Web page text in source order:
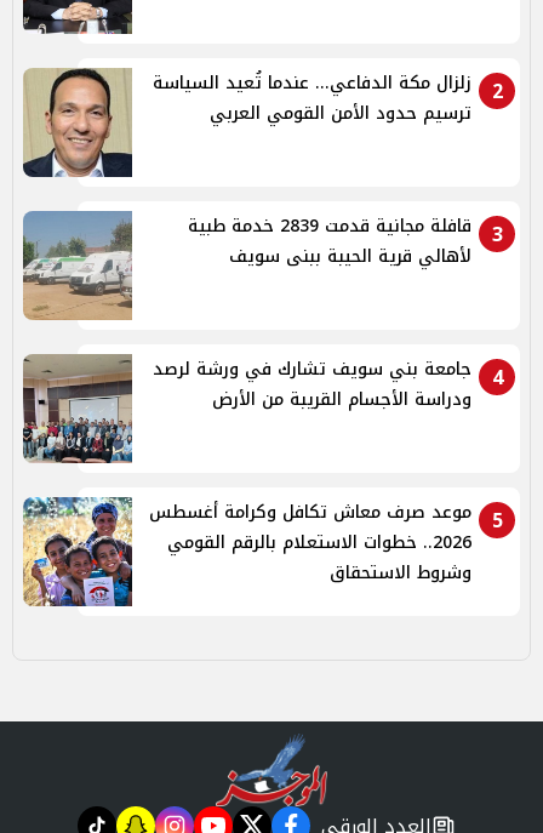
2
زلزال مكة الدفاعي... عندما تُعيد السياسة
ترسيم حدود الأمن القومي العربي
3
قافلة مجانية قدمت 2839 خدمة طبية
لأهالي قرية الحيبة ببنى سويف
4
جامعة بني سويف تشارك في ورشة لرصد
ودراسة الأجسام القريبة من الأرض
5
موعد صرف معاش تكافل وكرامة أغسطس
2026.. خطوات الاستعلام بالرقم القومي
وشروط الاستحقاق